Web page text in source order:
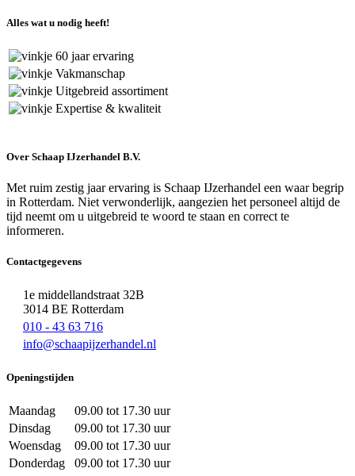
Alles wat u nodig heeft!
60 jaar ervaring
Vakmanschap
Uitgebreid assortiment
Expertise & kwaliteit
Over Schaap IJzerhandel B.V.
Met ruim zestig jaar ervaring is Schaap IJzerhandel een waar begrip
in Rotterdam. Niet verwonderlijk, aangezien het personeel altijd de
tijd neemt om u uitgebreid te woord te staan en correct te
informeren.
Contactgegevens
1e middellandstraat 32B
3014 BE Rotterdam
010 - 43 63 716
info@schaapijzerhandel.nl
Openingstijden
Maandag
09.00 tot 17.30 uur
Dinsdag
09.00 tot 17.30 uur
Woensdag
09.00 tot 17.30 uur
Donderdag
09.00 tot 17.30 uur